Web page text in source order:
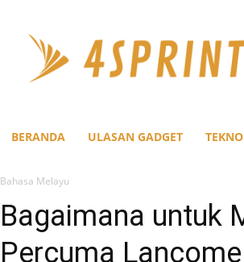
BERANDA ULASAN GADGET
Bahasa Melayu
Bagaimana untuk
Percuma Lancome